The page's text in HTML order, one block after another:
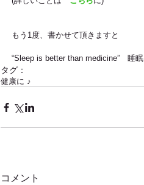
もう1度、書かせて頂きますと
“Sleep is better than medicine”　睡
タグ：
健康に ♪
コメント